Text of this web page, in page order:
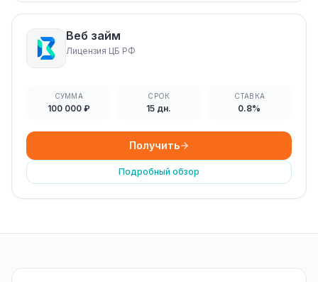
Веб займ
Лицензия ЦБ РФ
СУММА
100 000 ₽
СРОК
15 дн.
СТАВКА
0.8%
Получить
Подробный обзор